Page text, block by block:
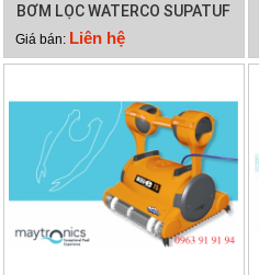
BƠM LỌC WATERCO SUPATUF
300
Giá bán: Liên hệ